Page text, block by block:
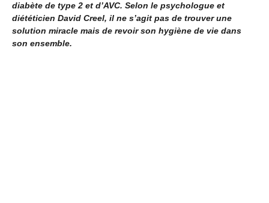
diabète de type 2 et d’AVC. Selon le psychologue et
diététicien David Creel, il ne s’agit pas de trouver une
solution miracle mais de revoir son hygiène de vie dans
son ensemble.